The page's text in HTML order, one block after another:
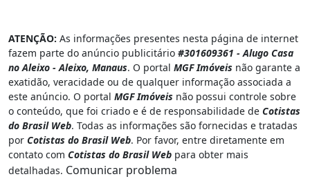
ATENÇÃO: As informações presentes nesta página de internet
fazem parte do anúncio publicitário #301609361 - Alugo Casa
no Aleixo - Aleixo, Manaus. O portal MGF Imóveis não garante a
exatidão, veracidade ou de qualquer informação associada a
este anúncio. O portal MGF Imóveis não possui controle sobre
o conteúdo, que foi criado e é de responsabilidade de Cotistas
do Brasil Web. Todas as informações são fornecidas e tratadas
por Cotistas do Brasil Web. Por favor, entre diretamente em
contato com Cotistas do Brasil Web para obter mais
detalhadas. Comunicar problema